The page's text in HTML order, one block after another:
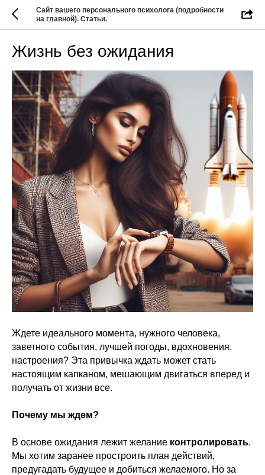
Сайт вашего персонального психолога (подробности
на главной). Статьи.
Жизнь без ожидания
Ждете идеального момента, нужного человека,
заветного события, лучшей погоды, вдохновения,
настроения? Эта привычка ждать может стать
настоящим капканом, мешающим двигаться вперед и
получать от жизни все.
Почему мы ждем?
В основе ожидания лежит желание контролировать.
Мы хотим заранее простроить план действий,
предугадать будущее и добиться желаемого. Но за